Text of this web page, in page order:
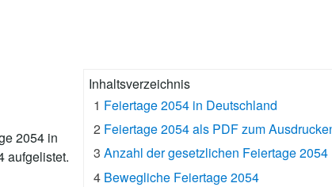
Inhaltsverzeichnis
1 Feiertage 2054 in Deutschland
2 Feiertage 2054 als PDF zum
3 Anzahl der gesetzlichen Feiertage 2054
4 Bewegliche Feiertage 2054
2054 in
aufgelistet.